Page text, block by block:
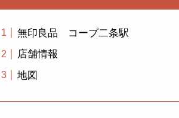
無印良品 コープ二条駅
店舗情報
地図